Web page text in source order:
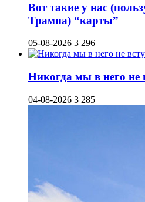
Вот такие у нас
Трампа) “карты”
05-08-2026 3 296
Никогда мы в него не
04-08-2026 3 285